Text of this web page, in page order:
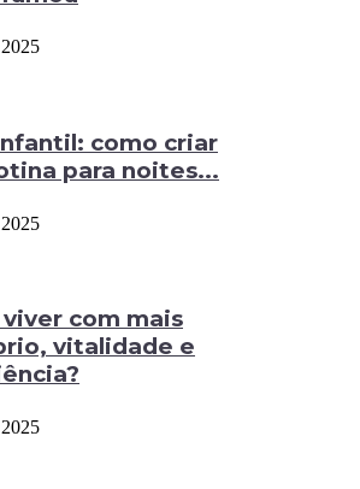
como criar
para noites...
com mais
vitalidade e